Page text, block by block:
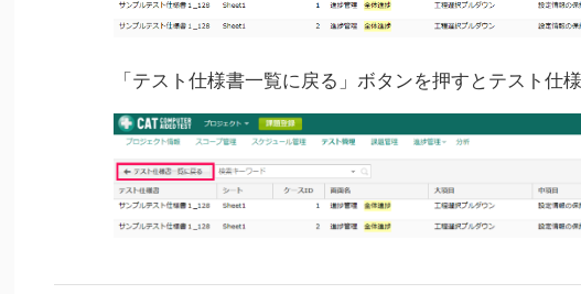
「テスト仕様書一覧に戻る」ボタンを押すとテスト仕